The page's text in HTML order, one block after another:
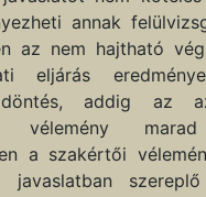
annak
az nem hajtható
eljárás
addig az
vélemény marad
a szakértői
szereplő